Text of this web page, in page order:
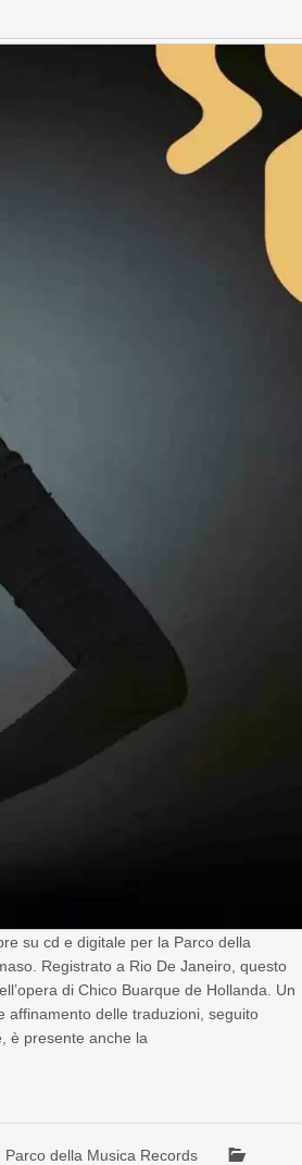
su cd e digitale per la Parco della
Registrato a Rio De Janeiro, questo
di Chico Buarque de Hollanda. Un
affinamento delle traduzioni, seguito
è presente anche la
Parco della Musica Records